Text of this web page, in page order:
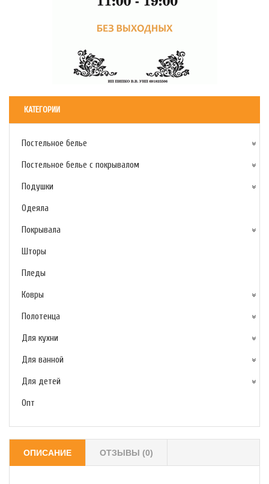
КАТЕГОРИИ
Постельное белье
Постельное белье с покрывалом
Подушки
Одеяла
Покрывала
Шторы
Пледы
Ковры
Полотенца
Для кухни
Для ванной
Для детей
Опт
ОПИСАНИЕ ОТЗЫВЫ (0)